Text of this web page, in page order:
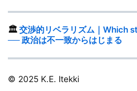
🏛️ 交渉的リベラリズム｜Which
── 政治は不一致からはじまる
© 2025 K.E. Itekki